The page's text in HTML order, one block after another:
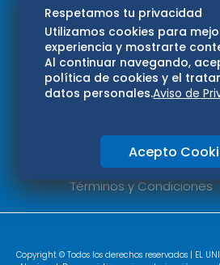
Edomex
Hidalgo
Oaxaca
Aviso de privacidad
Términos y Condiciones
Copyright © Todos los derechos reservados | EL
Respetamos tu privacidad
Utilizamos cookies para
experiencia y mostrarte
Al continuar navegando,
política de cookies y el
datos personales.Aviso de
Acepto